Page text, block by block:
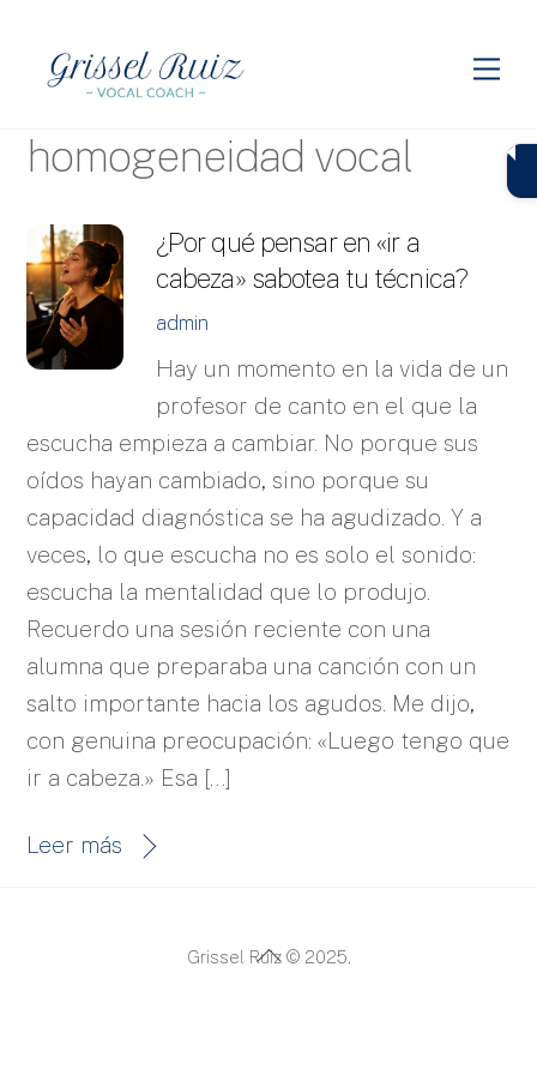
content
homogeneidad vocal
¿Por qué pensar en «ir a
cabeza» sabotea tu técnica?
admin
Hay un momento en la vida de un
profesor de canto en el que la
escucha empieza a cambiar. No porque sus
oídos hayan cambiado, sino porque su
capacidad diagnóstica se ha agudizado. Y a
veces, lo que escucha no es solo el sonido:
escucha la mentalidad que lo produjo.
Recuerdo una sesión reciente con una
alumna que preparaba una canción con un
salto importante hacia los agudos. Me dijo,
con genuina preocupación: «Luego tengo que
ir a cabeza.» Esa […]
Leer más
Back
Grissel Ruiz © 2025.